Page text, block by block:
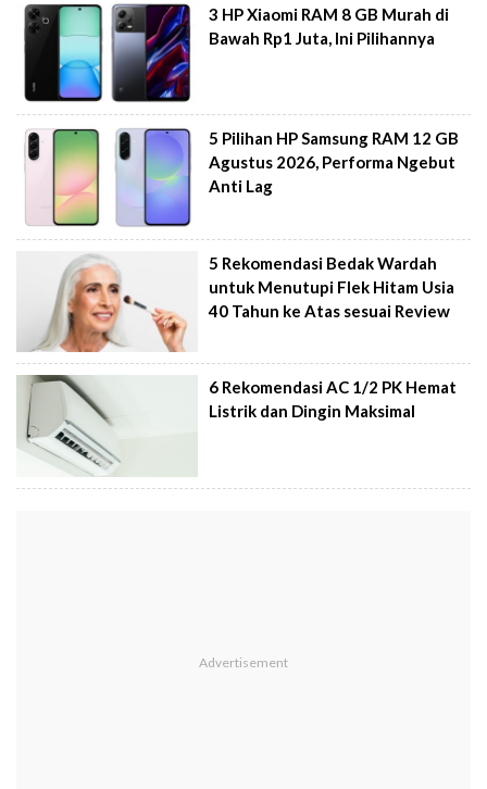
3 HP Xiaomi RAM 8 GB Murah di
Bawah Rp1 Juta, Ini Pilihannya
5 Pilihan HP Samsung RAM 12 GB
Agustus 2026, Performa Ngebut
Anti Lag
5 Rekomendasi Bedak Wardah
untuk Menutupi Flek Hitam Usia
40 Tahun ke Atas sesuai Review
6 Rekomendasi AC 1/2 PK Hemat
Listrik dan Dingin Maksimal